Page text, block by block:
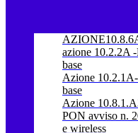
azione 10.2.2A
base
Azione
base
Azione
PON avviso n.
e wireless